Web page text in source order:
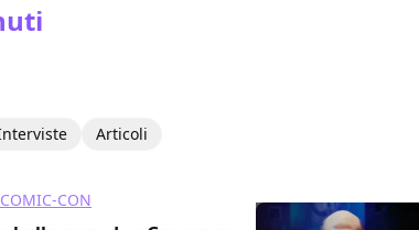
Articoli
CON